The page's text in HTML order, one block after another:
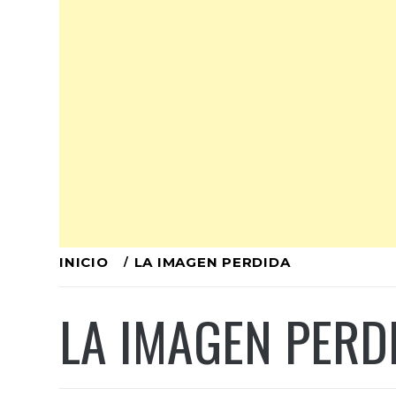
Ir
contenido
INICIO LA IMAGEN PERDIDA
LA IMAGEN